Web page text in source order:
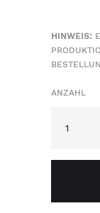
HINWEIS:
ANZAHL